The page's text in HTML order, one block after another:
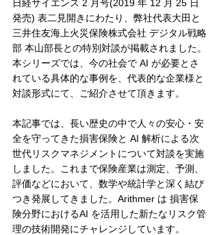
日経サイエンス 2 月号(2019 年 12 月 25 日
発売) 表二見開きにわたり、弊社代表大田と
三井住友海上火災保険株式会社 デジタル戦略
部 本山部長との特別対談が掲載されました。
本シリーズでは、今の社会で AI が必要とさ
れている具体的な事例を、代表的な企業様と
対談形式にて、ご紹介させて頂きます。
本記事では、長い歴史の中で人々の安心・安
全を守ってきた損害保険と AI 解析による次
世代リスクマネジメントについて対談を実施
しました。これまで保険産業は測定、予測、
評価などにおいて、数学や統計学と深く結び
つき発展してきました。Arithmer は 損害保
険分野におけるAI を活用した新たなリスク管
理の技術開発にチャレンジしています。